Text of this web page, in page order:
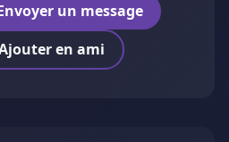
un message
en ami